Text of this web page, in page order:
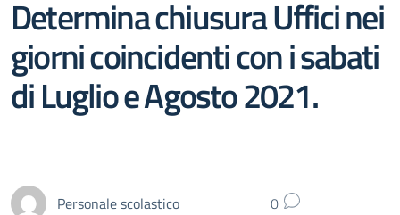
Determina chiusura Uffici nei
giorni coincidenti con i sabati
di Luglio e Agosto 2021.
Personale scolastico 0